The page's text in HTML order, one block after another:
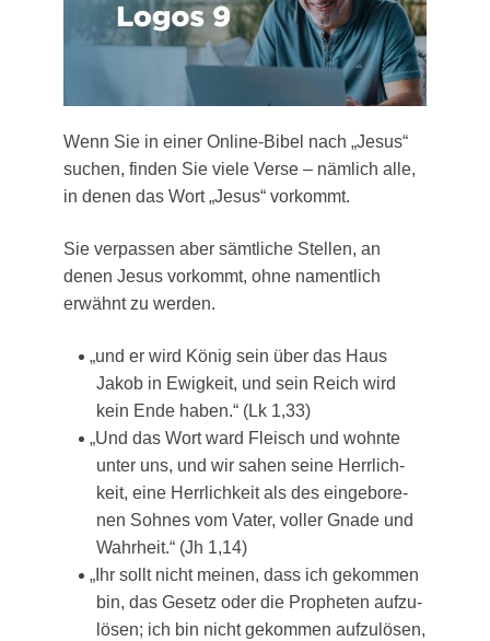
Wenn Sie in einer Online-Bibel nach „Jesus“
suchen, fin­den Sie vie­le Ver­se – näm­lich alle,
in denen das Wort „Jesus“ vorkommt.
Sie ver­pas­sen aber sämt­li­che Stel­len, an
denen Jesus vor­kommt, ohne nament­lich
erwähnt zu werden.
„und er wird König sein über das Haus
Jakob in Ewig­keit, und sein Reich wird
kein Ende haben.“ (Lk 1,33)
„Und das Wort ward Fleisch und wohn­te
unter uns, und wir sahen sei­ne Herr­lich­
keit, eine Herr­lich­keit als des ein­ge­bo­re­
nen Soh­nes vom Vater, vol­ler Gna­de und
Wahr­heit.“ (Jh 1,14)
„Ihr sollt nicht mei­nen, dass ich gekom­men
bin, das Gesetz oder die Pro­phe­ten auf­zu­
lö­sen; ich bin nicht gekom­men auf­zu­lö­sen,